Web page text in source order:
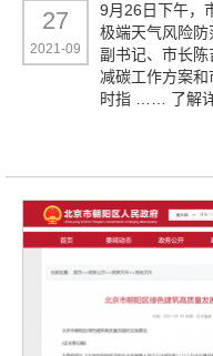
27
2021-09
9月26日下午，
极端天气风险
副书记、市长
减碳工作方案和
时指 …… 了解